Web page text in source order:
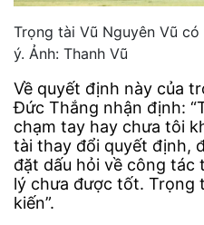
Trọng tài Vũ Nguyên Vũ
ý. Ảnh: Thanh Vũ
Về quyết định này của
Đức Thắng nhận định:
chạm tay hay chưa tôi
tài thay đổi quyết định,
đặt dấu hỏi về công
lý chưa được tốt. Trọng
kiến”.